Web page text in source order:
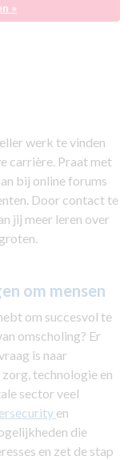
»
werk te vinden
carrière. Praat met
bij online forums
Door contact te
jij meer leren over
om mensen
om succesvol te
omscholing? Er
is naar
technologie en
sector veel
en
die
en zet de stap